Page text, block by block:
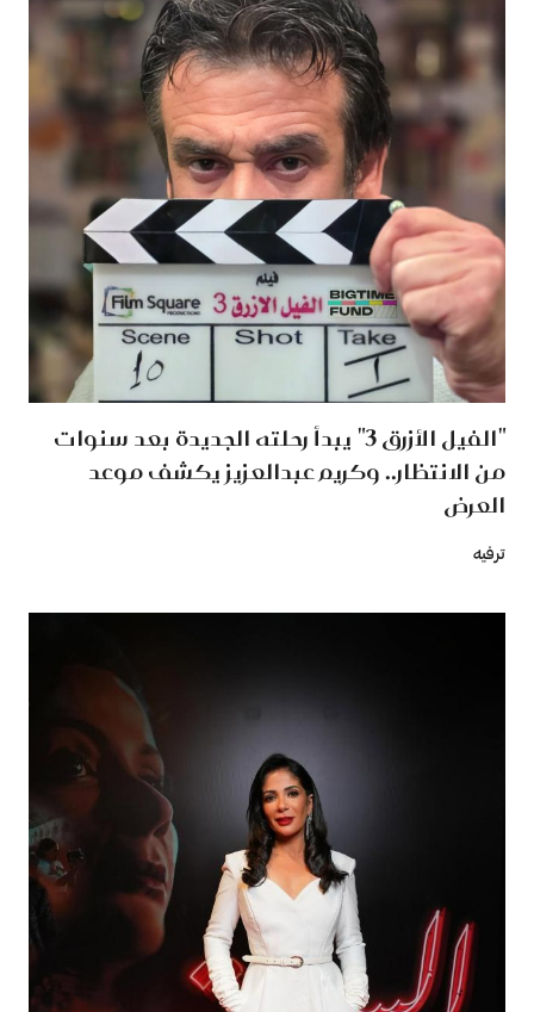
"الفيل الأزرق 3" يبدأ رحلته الجديدة بعد سنوات
من الانتظار.. وكريم عبدالعزيز يكشف موعد
العرض
ترفيه